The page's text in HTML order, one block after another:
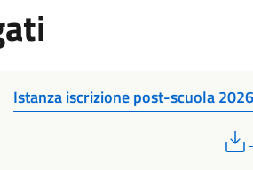
Istanza iscrizione post-scuola